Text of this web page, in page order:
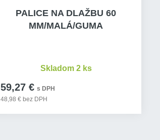
PALICE NA DLAŽBU 60
MM/MALÁ/GUMA
59,27 € s DPH
48,98 € bez DPH
Skladom 2 ks